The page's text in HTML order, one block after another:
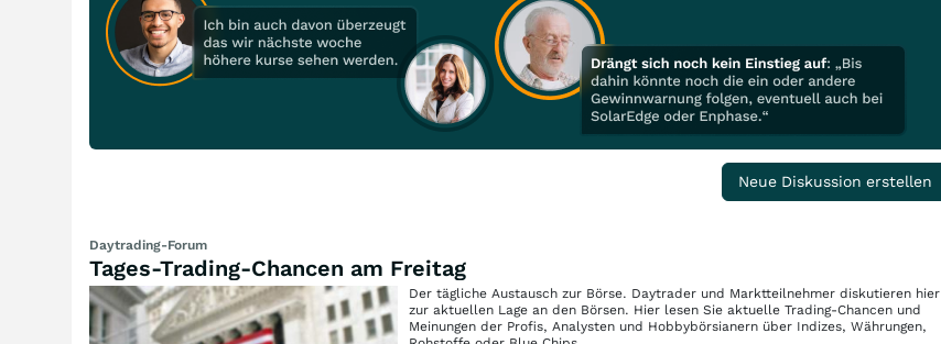
Neue Diskussion erstellen
Daytrading-Forum
Tages-Trading-Chancen am Freitag
Der tägliche Austausch zur Börse. Daytrader und Marktteilnehmer diskutieren hier
zur aktuellen Lage an den Börsen. Hier lesen Sie aktuelle Trading-Chancen und
Meinungen der Profis, Analysten und Hobbybörsianern über Indizes, Währungen,